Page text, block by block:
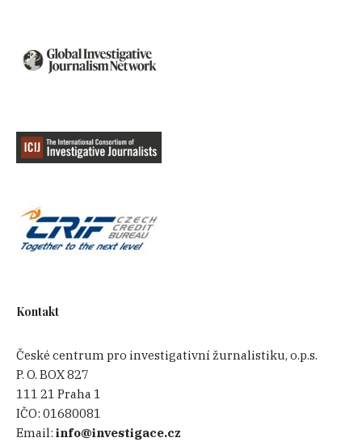
pravomocemi Nejvyššího kontrolního úřadu,
aby mohl věci opravdu důsledně prošetřovat.
Kontakt
České centrum pro investigativní žurnalistiku, o.p.s.
P. O. BOX 827
111 21 Praha 1
IČO:01680081
Email:info@investigace.cz